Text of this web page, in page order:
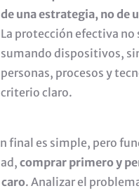
de una estrategia, no de
La protección efectiva no
sumando dispositivos,
personas, procesos y
criterio claro.
final es simple, pero
comprar primero y
. Analizar el